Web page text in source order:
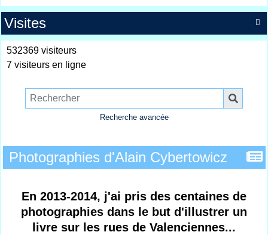

Visites
532369 visiteurs
7 visiteurs en ligne
Recherche avancée
Photographies d'Alain Cybertowicz
En 2013-2014, j'ai pris des centaines de
photographies dans le but d'illustrer un
livre sur les rues de Valenciennes...